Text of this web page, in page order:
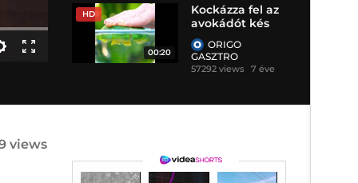
HD
00:20
Kockázza fel az
avokádót kés
nélkül
ORIGO
GASZTRO
57292 views 7 éve
views